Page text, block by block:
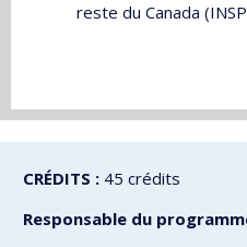
reste du Canada
CRÉDITS : 45 crédits
Responsable du